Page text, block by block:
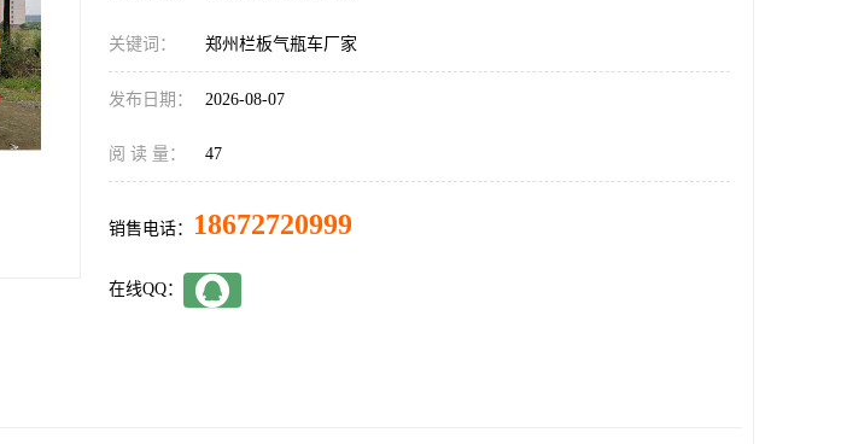
关键词： 郑州栏板气瓶车厂家
发布日期： 2026-08-07
阅 读 量： 47
销售电话： 18672720999
在线QQ：